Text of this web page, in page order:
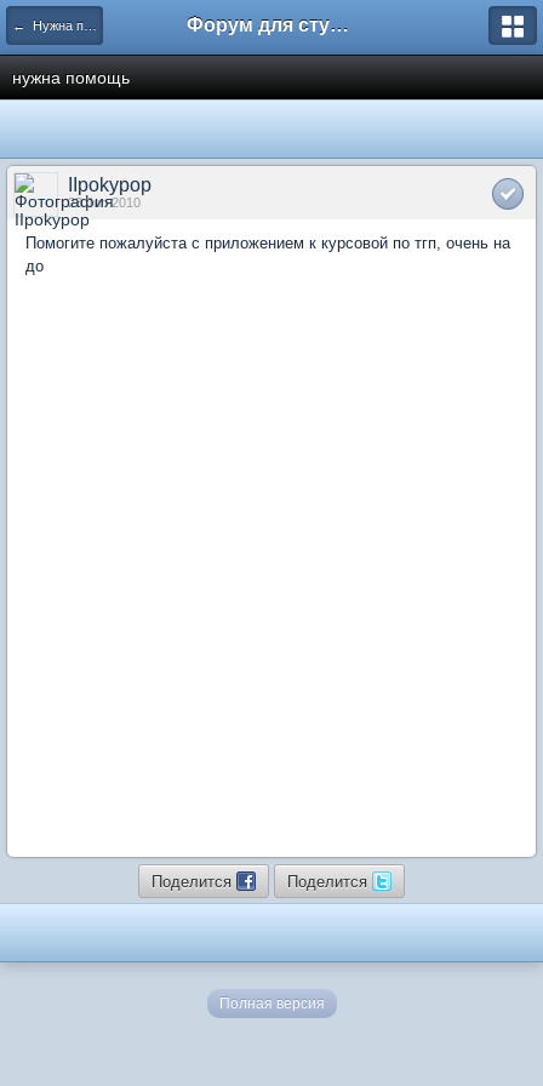
← Нужна помощь Форум для студента СГА
нужна помощь
IIpokypop
23 Jun 2010
Помогите пожалуйста с приложением к курсовой по тгп, очень на
до
Поделится Поделится
Полная версия